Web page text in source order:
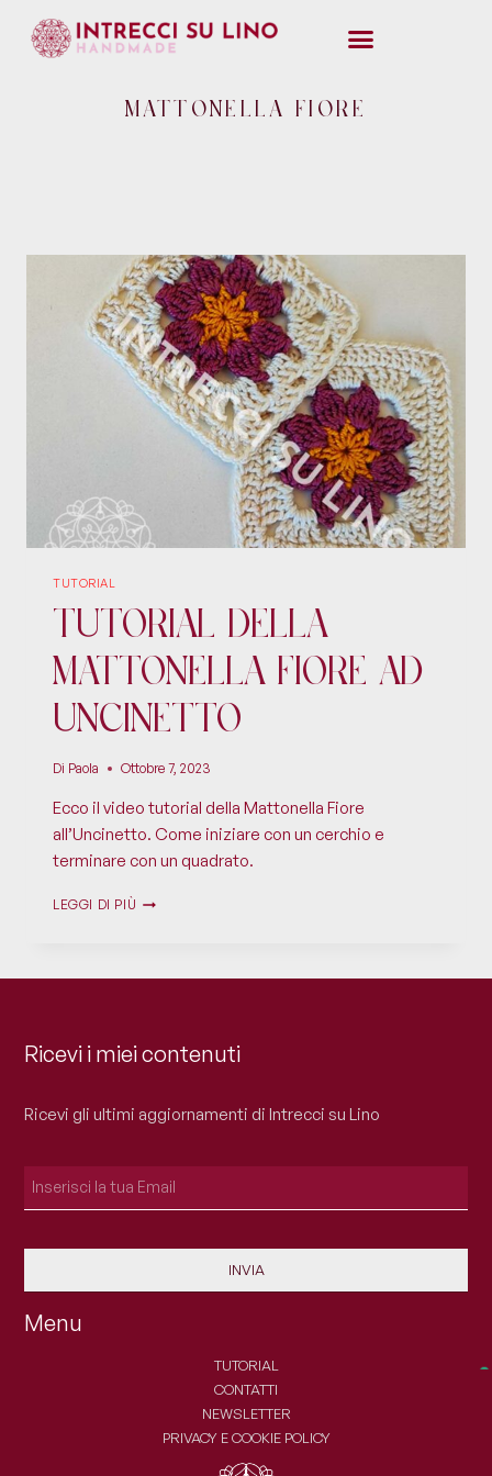
MATTONELLA FIORE
TUTORIAL
Tutorial della
Mattonella Fiore ad
Uncinetto
Di Paola Ottobre 7, 2023
Ecco il video tutorial della Mattonella Fiore
all’Uncinetto. Come iniziare con un cerchio e
terminare con un quadrato.
LEGGI DI PIÙ
Menu
TUTORIAL
CONTATTI
NEWSLETTER
PRIVACY E COOKIE POLICY
Ricevi i miei contenuti
Ricevi gli ultimi aggiornamenti di Intrecci su Lino
INVIA